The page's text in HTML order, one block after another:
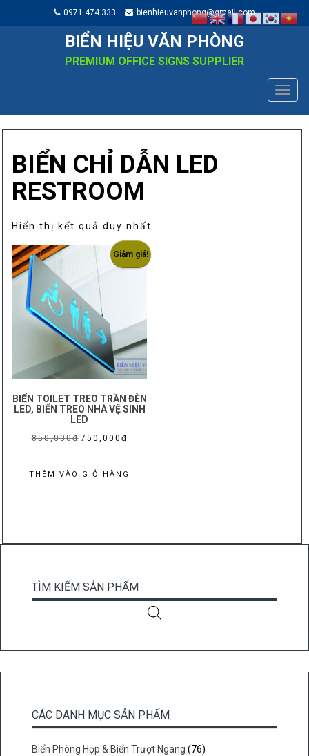
0971 474 333 bienhieuvanphong@gmail.com
BIỂN HIỆU VĂN PHÒNG
PREMIUM OFFICE SIGNS SUPPLIER
BIỂN CHỈ DẪN LED
RESTROOM
Hiển thị kết quả duy nhất
Giảm giá!
BIỂN TOILET TREO TRẦN ĐÈN
LED, BIỂN TREO NHÀ VỆ SINH
LED
850,000₫ Giá
là:
750,000 ₫
tại
THÊM VÀO GIỎ HÀNG
TÌM KIẾM SẢN PHẨM
CÁC DANH MỤC SẢN PHẨM
Biển Phòng Họp & Biển Trượt Ngang (76)